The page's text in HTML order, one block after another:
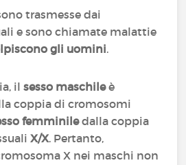
trasmesse dai
e sono chiamate malattie
gli uomini.
ilsesso maschileè
coppia di cromosomi
femminiledalla coppia
X/X. Pertanto,
X nei maschi non